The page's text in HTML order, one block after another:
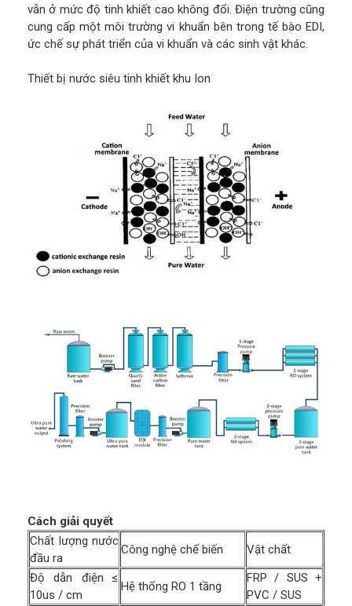
vẫn ở mức độ tinh khiết cao không đổi. Điện trường cũng
cung cấp một môi trường vi khuẩn bên trong tế bào EDI,
ức chế sự phát triển của vi khuẩn và các sinh vật khác.
Thiết bị nước siêu tinh khiết khu Ion
Cách giải quyết
Chất lượng nước
đầu ra
Công nghệ chế biến
Vật chất
Độ dẫn điện ≤
10us / cm
Hệ thống RO 1 tầng
FRP / SUS +
PVC / SUS